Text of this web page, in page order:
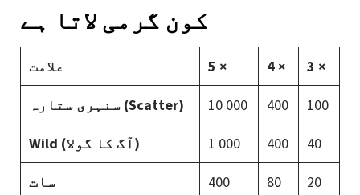
کون گرمی لاتا ہے
علامت 5 × 4 × 3 ×
سنہری ستارہ (Scatter) 10 000 400 100
Wild (آگ کا گولا) 1 000 400 40
سات 400 80 20